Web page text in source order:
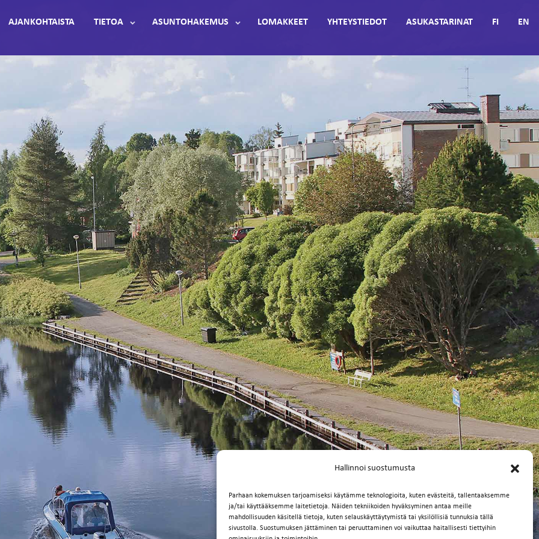
Hallinnoi suostumusta
Parhaan kokemuksen tarjoamiseksi käytämme teknologioita, kuten evästeitä, tallentaaksemme
ja/tai käyttääksemme laitetietoja. Näiden tekniikoiden hyväksyminen antaa meille
mahdollisuuden käsitellä tietoja, kuten selauskäyttäytymistä tai yksilöllisiä tunnuksia tällä
sivustolla. Suostumuksen jättäminen tai peruuttaminen voi vaikuttaa haitallisesti tiettyihin
AJANKOHTAISTA TIETOA ASUNTOHAKEMUS LOMAKKEET YHTEYSTIEDOT ASUKASTARINAT FI EN